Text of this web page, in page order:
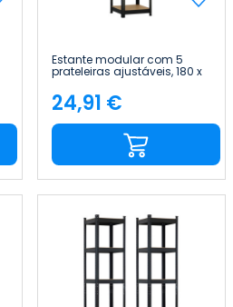
Estante modular com 5
prateleiras ajustáveis, 180 x
40 x 40 cm, 175 kg Thinia
Home
Preço
24,91 €